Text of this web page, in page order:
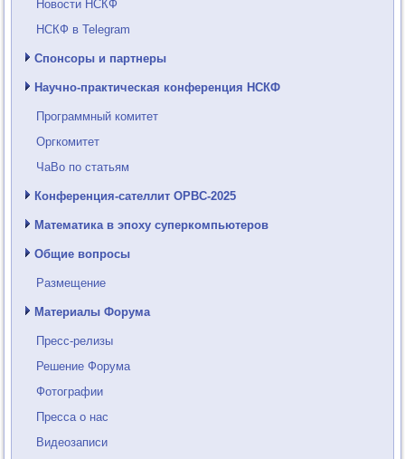
Новости НСКФ
НСКФ в Telegram
Спонсоры и партнеры
Научно-практическая конференция НСКФ
Программный комитет
Оргкомитет
ЧаВо по статьям
Конференция-сателлит ОРВС-2025
Математика в эпоху суперкомпьютеров
Общие вопросы
Размещение
Материалы Форума
Пресс-релизы
Решение Форума
Фотографии
Пресса о нас
Видеозаписи